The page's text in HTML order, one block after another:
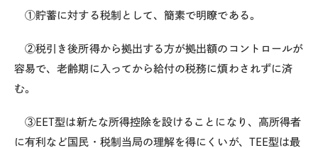
①貯蓄に対する税制として、簡素で明瞭である。
②税引き後所得から拠出する方が拠出額のコントロールが
容易で、老齢期に入ってから給付の税務に煩わされずに済
む。
③EET型は新たな所得控除を設けることになり、高所得者
に有利など国民・税制当局の理解を得にくいが、 TEE型は最